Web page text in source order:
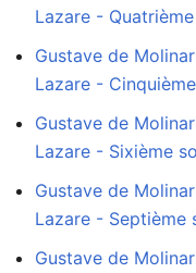
Lazare -
Gustave de
Lazare -
Gustave de
Lazare - Sixième
Gustave de
Lazare - Septième
Gustave de